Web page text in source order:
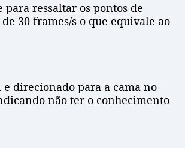
ressaltar os pontos de
30 frames/s o que equivale ao
direcionado para a cama no
não ter o conhecimento